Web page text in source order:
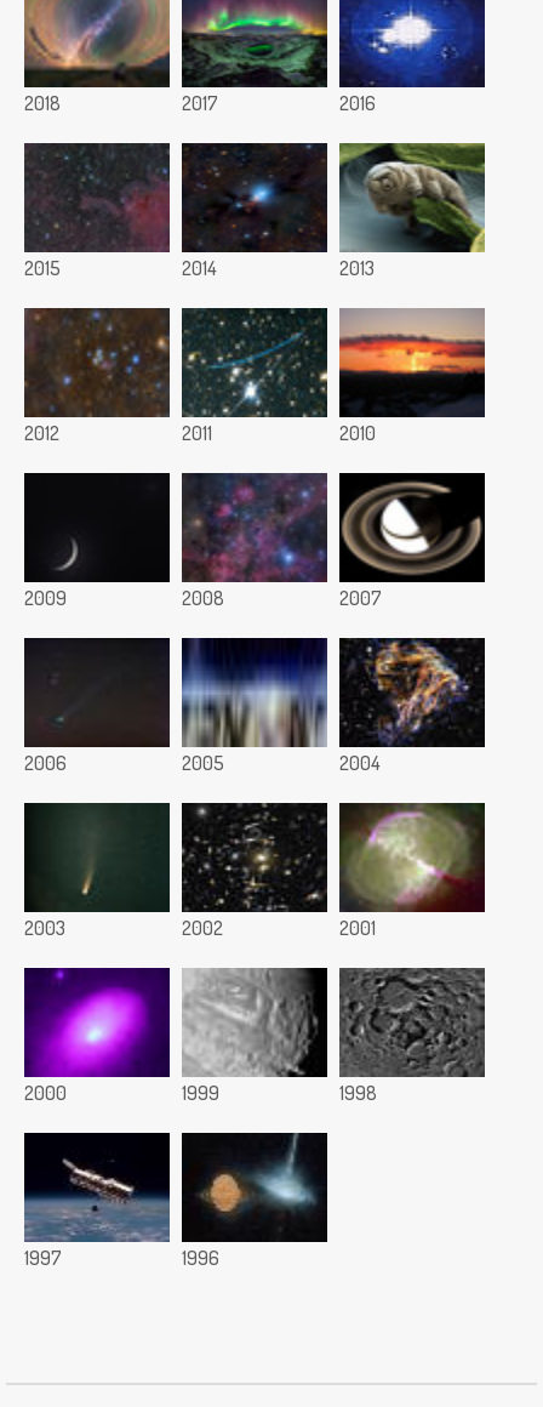
2018 2017 2016
2015 2014 2013
2012 2011 2010
2009 2008 2007
2006 2005 2004
2003 2002 2001
2000 1999 1998
1997 1996